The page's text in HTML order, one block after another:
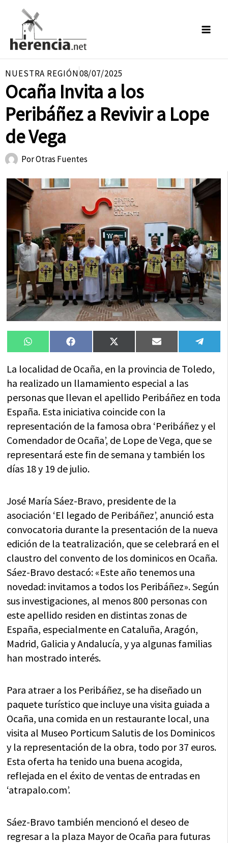
contenido
NUESTRA REGIÓN08/07/2025
Ocaña Invita a los
Peribáñez a Revivir a Lope
de Vega
PorOtras Fuentes
Compartir
en
WhatsAppCompartir
en
FacebookCompartir
en
X
(Twitter)
Compartir
en
Email
en
La localidad de Ocaña, en la provincia de Toledo,
ha realizado un llamamiento especial a las
personas que llevan el apellido Peribáñez en toda
España. Esta iniciativa coincide con la
representación de la famosa obra ‘Peribáñez y el
Comendador de Ocaña’, de Lope de Vega, que se
representará este fin de semana y también los
días 18 y 19 de julio.
José María Sáez-Bravo, presidente de la
asociación ‘El legado de Peribáñez’, anunció esta
convocatoria durante la presentación de la nueva
edición de la teatralización, que se celebrará en el
claustro del convento de los dominicos en Ocaña.
Sáez-Bravo destacó: «Este año tenemos una
novedad: invitamos a todos los Peribáñez». Según
sus investigaciones, al menos 800 personas con
este apellido residen en distintas zonas de
España, especialmente en Cataluña, Aragón,
Madrid, Galicia y Andalucía, y ya algunas familias
han mostrado interés.
Para atraer a los Peribáñez, se ha diseñado un
paquete turístico que incluye una visita guiada a
Ocaña, una comida en un restaurante local, una
visita al Museo Porticum Salutis de los Dominicos
y la representación de la obra, todo por 37 euros.
Esta oferta ha tenido una buena acogida,
reflejada en el éxito de ventas de entradas en
‘atrapalo.com’.
Sáez-Bravo también mencionó el deseo de
regresar a la plaza Mayor de Ocaña para futuras